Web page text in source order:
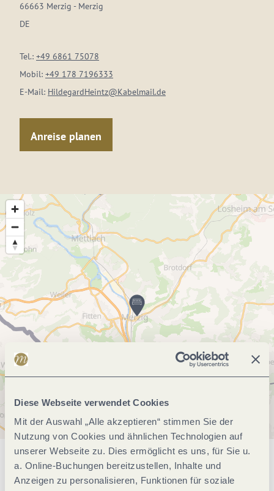
Diese Webseite verwendet Cookies
Mit der Auswahl „Alle akzeptieren“ stimmen Sie der
Nutzung von Cookies und ähnlichen Technologien auf
unserer Webseite zu. Dies ermöglicht es uns, für Sie u.
a. Online-Buchungen bereitzustellen, Inhalte und
Anzeigen zu personalisieren, Funktionen für soziale
66663 Merzig - Merzig
DE
Tel.: +49 6861 75078
Mobil: +49 178 7196333
E-Mail: HildegardHeintz@Kabelmail.de
Anreise planen
Allgemeine Informationen